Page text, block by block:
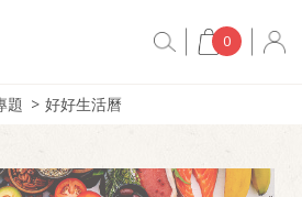
0
題 好好生活曆